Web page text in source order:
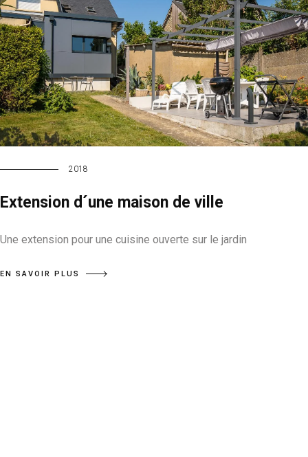
2018
Extension d´une maison de ville
Une extension pour une cuisine ouverte sur le jardin
EN SAVOIR PLUS